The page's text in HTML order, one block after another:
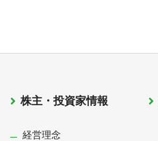
株主・投資家情報
経営理念